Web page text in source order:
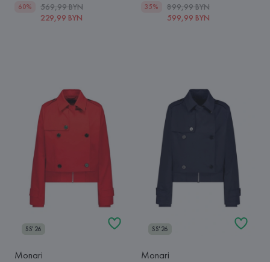
60%
569,99 BYN
229,99 BYN
35%
899,99 BYN
599,99 BYN
SS'26
Monari
SS'26
Monari